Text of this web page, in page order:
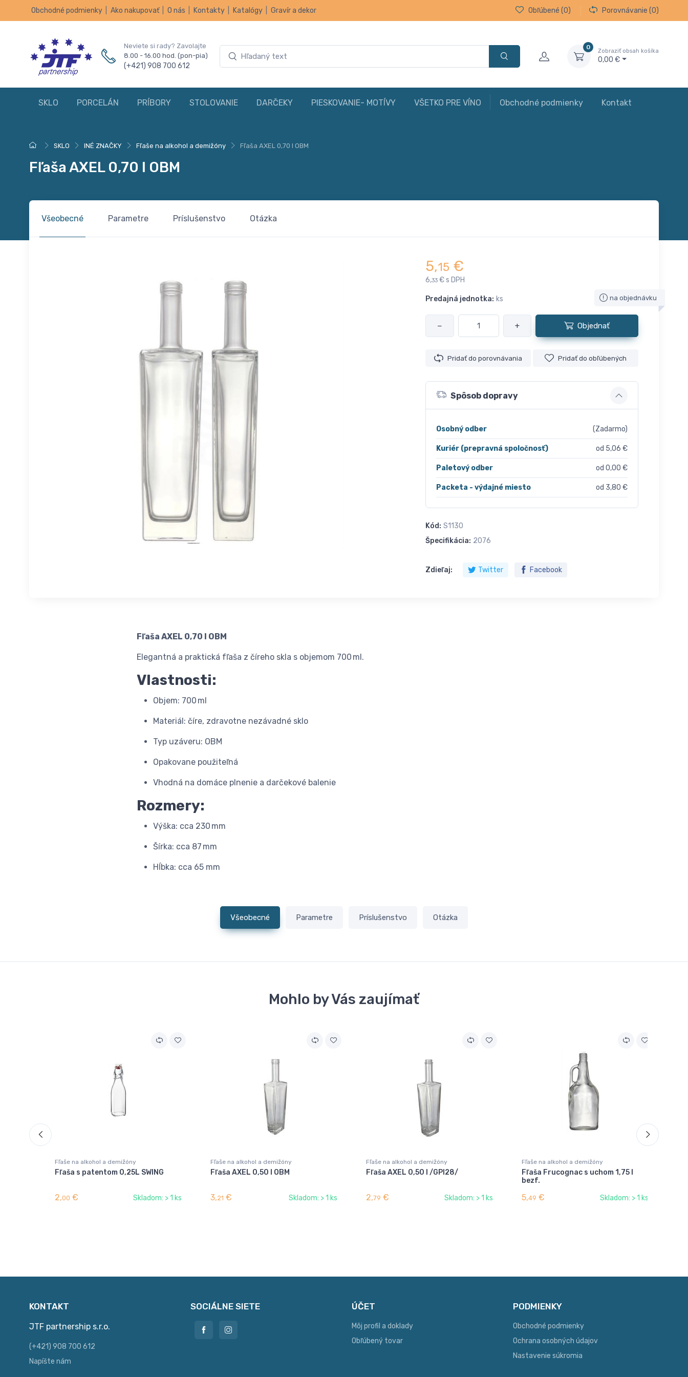
Obchodné podmienky Ako nakupovať O nás Kontakty Katalógy Gravír a dekor Obľúbené (0) Porovnávanie (0)
Neviete si rady? Zavolajte
8.00 - 16.00 hod. (pon-pia)
(+421) 908 700 612
0
Zobraziť obsah košíka
0,00 €
SKLO PORCELÁN PRÍBORY STOLOVANIE DARČEKY PIESKOVANIE- MOTÍVY VŠETKO PRE VÍNO Obchodné podmienky Kontakt
SKLO INÉ ZNAČKY Fľaše na alkohol a demižóny Fľaša AXEL 0,70 l OBM
Fľaša AXEL 0,70 l OBM
Všeobecné Parametre Príslušenstvo Otázka
5,15 €
6,33 € s DPH
Predajná jednotka: ks na objednávku
− + Objednať
Pridať do porovnávania Pridať do obľúbených
Spôsob dopravy
Osobný odber (Zadarmo)
Kuriér (prepravná spoločnosť) od 5,06 €
Paletový odber od 0,00 €
Packeta - výdajné miesto od 3,80 €
Kód: S1130
Špecifikácia: 2076
Zdieľaj: Twitter Facebook
Fľaša AXEL 0,70 l OBM
Elegantná a praktická fľaša z číreho skla s objemom 700 ml.
Vlastnosti:
Objem: 700 ml
Materiál: číre, zdravotne nezávadné sklo
Typ uzáveru: OBM
Opakovane použiteľná
Vhodná na domáce plnenie a darčekové balenie
Rozmery:
Výška: cca 230 mm
Šírka: cca 87 mm
Hĺbka: cca 65 mm
Všeobecné Parametre Príslušenstvo Otázka
Mohlo by Vás zaujímať
Fľaše na alkohol a demižóny
Fľaša s patentom 0,25L SWING
2,00 € Skladom: > 1 ks
Fľaše na alkohol a demižóny
Fľaša AXEL 0,50 l OBM
3,21 € Skladom: > 1 ks
Fľaše na alkohol a demižóny
Fľaša AXEL 0,50 l /GPI28/
2,79 € Skladom: > 1 ks
Fľaše na alkohol a demižóny
Fľaša Frucognac s uchom 1,75 l
bezf.
5,49 € Skladom: > 1 ks
KONTAKT
JTF partnership s.r.o.
(+421) 908 700 612
Napíšte nám
SOCIÁLNE SIETE ÚČET
Môj profil a doklady
Obľúbený tovar
PODMIENKY
Obchodné podmienky
Ochrana osobných údajov
Nastavenie súkromia